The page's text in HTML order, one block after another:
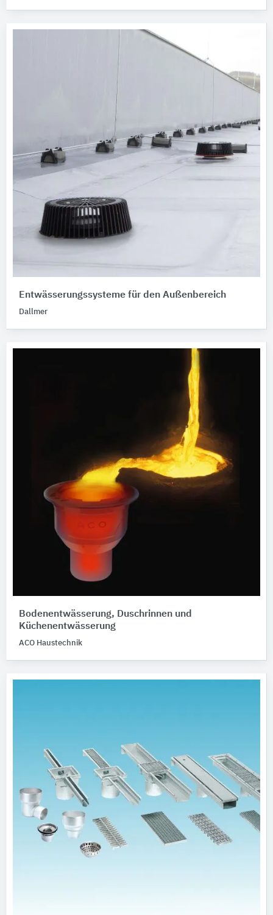
Entwässerungssysteme für den Außenbereich
Dallmer
Bodenentwässerung, Duschrinnen und
Küchenentwässerung
ACO Haustechnik